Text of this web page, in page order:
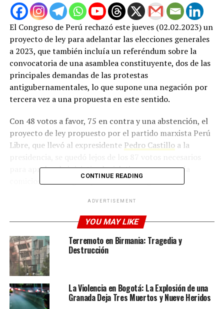
El Congreso de Perú rechazó este jueves (02.02.2023) un
proyecto de ley para adelantar las elecciones generales
a 2023, que también incluía un referéndum sobre la
convocatoria de una asamblea constituyente, dos de las
principales demandas de las protestas
antigubernamentales, lo que supone una negación por
tercera vez a una propuesta en este sentido.
Con 48 votos a favor, 75 en contra y una abstención, el
proyecto de ley propuesto por el partido marxista Perú
Libre, que llevó al expresidente Pedro Castilloa la
presidencia, se quedó lejos de los 87 votos necesarios
para aprobar la iniciativa legislativa que proponía
comicios para elegir a presidente, congresistas y
El largo debate se desarrolló tras el rechazo de este
miércoles de otro proyecto de ley que planteaba
celebrar elecciones complementarias en diciembre de
este año, lo que implicaba elegir nuevos representantes
en el Ejecutivo y el Legislativo para completar el periodo
que comenzó en 2021 y concluye en 2026, presentado
por el presidente de la Comisión de Constitución, el
fujimorista Hernando Guerra García.
CONTINUE READING
ADVERTISEMENT
YOU MAY LIKE
Terremoto en Birmania: Tragedia y
Destrucción
La Violencia en Bogotá: La Explosión de una
Granada Deja Tres Muertos y Nueve Heridos